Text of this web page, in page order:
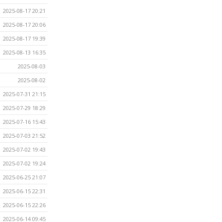
2025-08-17 20:21
2025-08-17 20:06
2025-08-17 19:39
2025-08-13 16:35
2025-08-03
2025-08-02
2025-07-31 21:15
2025-07-29 18:29
2025-07-16 15:43
2025-07-03 21:52
2025-07-02 19:43
2025-07-02 19:24
2025-06-25 21:07
2025-06-15 22:31
2025-06-15 22:26
2025-06-14 09:45